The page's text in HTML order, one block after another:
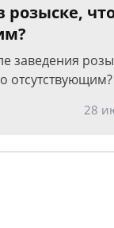
розыске,
заведения
отсутствующим?
28